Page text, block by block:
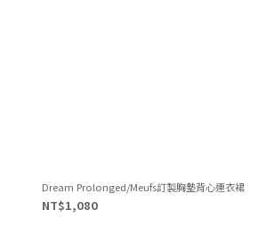
Dream Prolonged/Meufs訂製胸墊背心連衣裙
NT$1,080